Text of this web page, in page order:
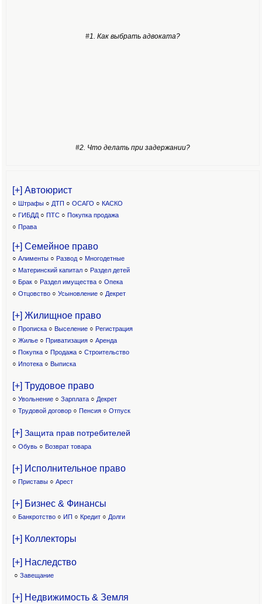
#1. Как выбрать адвоката?
#2. Что делать при задержании?
[+] Автоюрист
○ Штрафы ○ ДТП ○ ОСАГО ○ КАСКО
○ ГИБДД ○ ПТС ○ Покупка продажа
○ Права
[+] Семейное право
○ Алименты ○ Развод ○ Многодетные
○ Материнский капитал○ Раздел детей
○ Брак ○ Раздел имущества ○ Опека
○ Отцовство○ Усыновление ○ Декрет
[+] Жилищное право
○ Прописка ○ Выселение ○ Регистрация
○ Жилье ○ Приватизация ○ Аренда
○ Покупка ○ Продажа ○ Строительство
○ Ипотека ○ Выписка
[+] Трудовое право
○ Увольнение ○ Зарплата ○ Декрет
○ Трудовой договор ○ Пенсия ○ Отпуск
[+] Защита прав потребителей
○ Обувь ○ Возврат товара
[+] Исполнительное право
○ Приставы ○ Арест
[+] Бизнес & Финансы
○ Банкротство ○ ИП ○ Кредит ○ Долги
[+] Коллекторы
[+] Наследство
○ Завещание
[+] Недвижимость & Земля